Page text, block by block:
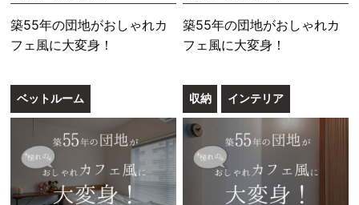
築55年の団地がおしゃれカ
フェ風に大変身！
築55年の団地がおしゃれカ
フェ風に大変身！
ベットルーム 収納 インテリア